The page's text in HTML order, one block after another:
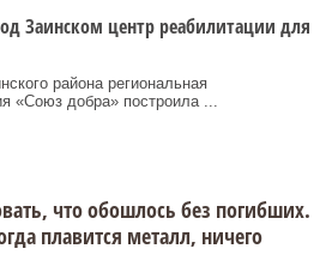
Заинском центр реабилитации для
района региональная
«Союз добра» построила ...
что обошлось без погибших.
плавится металл, ничего